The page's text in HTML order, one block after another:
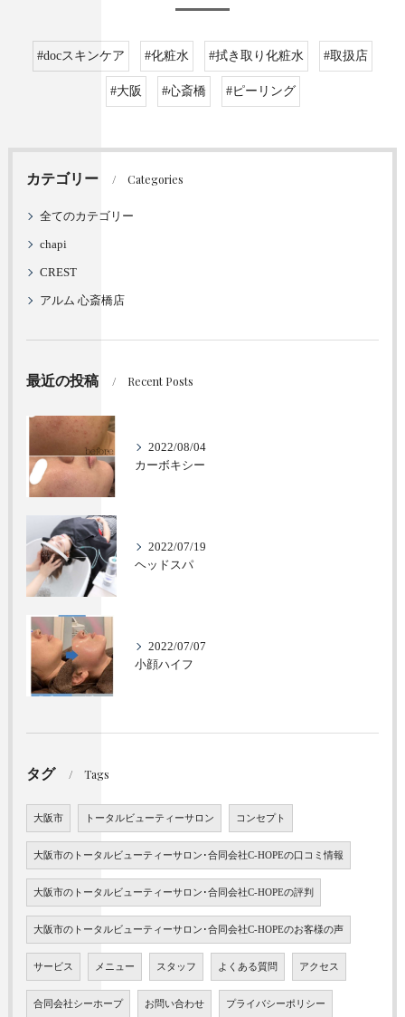
#docスキンケア #化粧水 #拭き取り化粧水 #取扱店
#大阪 #心斎橋 #ピーリング
カテゴリー Categories
全てのカテゴリー
chapi
CREST
アルム 心斎橋店
最近の投稿 Recent Posts
2022/08/04
カーボキシー
2022/07/19
ヘッドスパ
2022/07/07
小顔ハイフ
タグ Tags
大阪市 トータルビューティーサロン コンセプト
大阪市のトータルビューティーサロン･合同会社C-HOPEの口コミ情報
大阪市のトータルビューティーサロン･合同会社C-HOPEの評判
大阪市のトータルビューティーサロン･合同会社C-HOPEのお客様の声
サービス メニュー スタッフ よくある質問 アクセス
合同会社シーホープ お問い合わせ プライバシーポリシー